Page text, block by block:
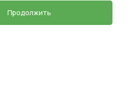
Продолжить